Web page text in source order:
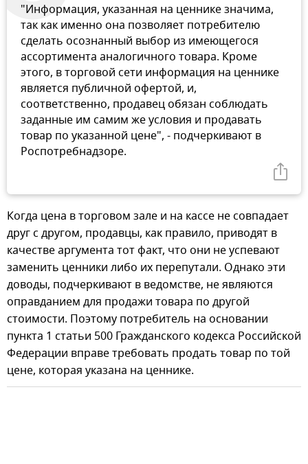
"Информация, указанная на ценнике значима,
так как именно она позволяет потребителю
сделать осознанный выбор из имеющегося
ассортимента аналогичного товара. Кроме
этого, в торговой сети информация на ценнике
является публичной офертой, и,
соответственно, продавец обязан соблюдать
заданные им самим же условия и продавать
товар по указанной цене", - подчеркивают в
Роспотребнадзоре.
Когда цена в торговом зале и на кассе не совпадает
друг с другом, продавцы, как правило, приводят в
качестве аргумента тот факт, что они не успевают
заменить ценники либо их перепутали. Однако эти
доводы, подчеркивают в ведомстве, не являются
оправданием для продажи товара по другой
стоимости. Поэтому потребитель на основании
пункта 1 статьи 500 Гражданского кодекса Российской
Федерации вправе требовать продать товар по той
цене, которая указана на ценнике.